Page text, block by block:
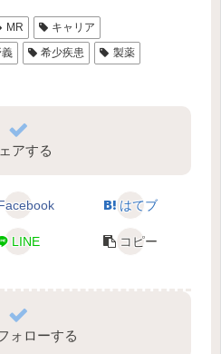
MR
キャリア
希少疾患
製薬
アする
はてブ
LINE コピー
ォローする